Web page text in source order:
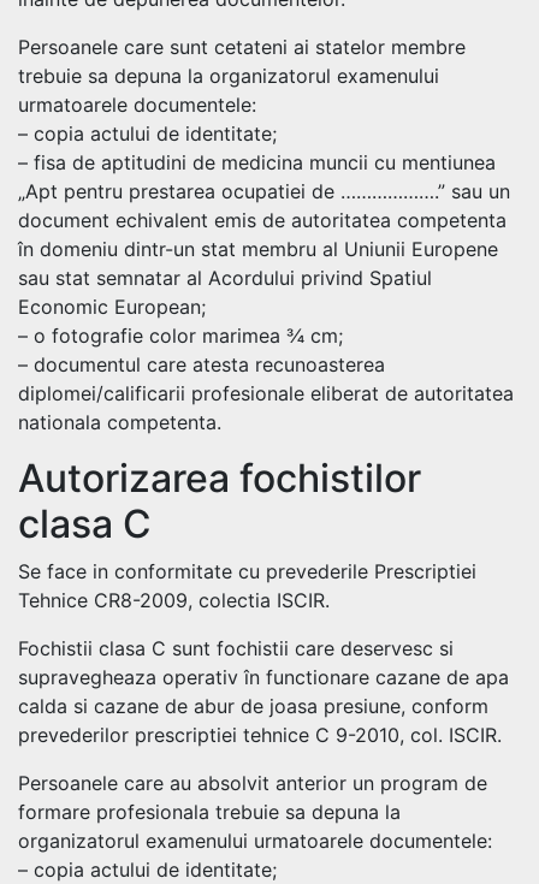
Persoanele care sunt cetateni ai statelor membre
trebuie sa depuna la organizatorul examenului
urmatoarele documentele:
– copia actului de identitate;
– fisa de aptitudini de medicina muncii cu mentiunea
„Apt pentru prestarea ocupatiei de ……………….” sau un
document echivalent emis de autoritatea competenta
în domeniu dintr-un stat membru al Uniunii Europene
sau stat semnatar al Acordului privind Spatiul
Economic European;
– o fotografie color marimea ¾ cm;
– documentul care atesta recunoasterea
diplomei/calificarii profesionale eliberat de autoritatea
nationala competenta.
Autorizarea fochistilor
clasa C
Se face in conformitate cu prevederile Prescriptiei
Tehnice CR8-2009, colectia ISCIR.
Fochistii clasa C sunt fochistii care deservesc si
supravegheaza operativ în functionare cazane de apa
calda si cazane de abur de joasa presiune, conform
prevederilor prescriptiei tehnice C 9-2010, col. ISCIR.
Persoanele care au absolvit anterior un program de
formare profesionala trebuie sa depuna la
organizatorul examenului urmatoarele documentele:
– copia actului de identitate;